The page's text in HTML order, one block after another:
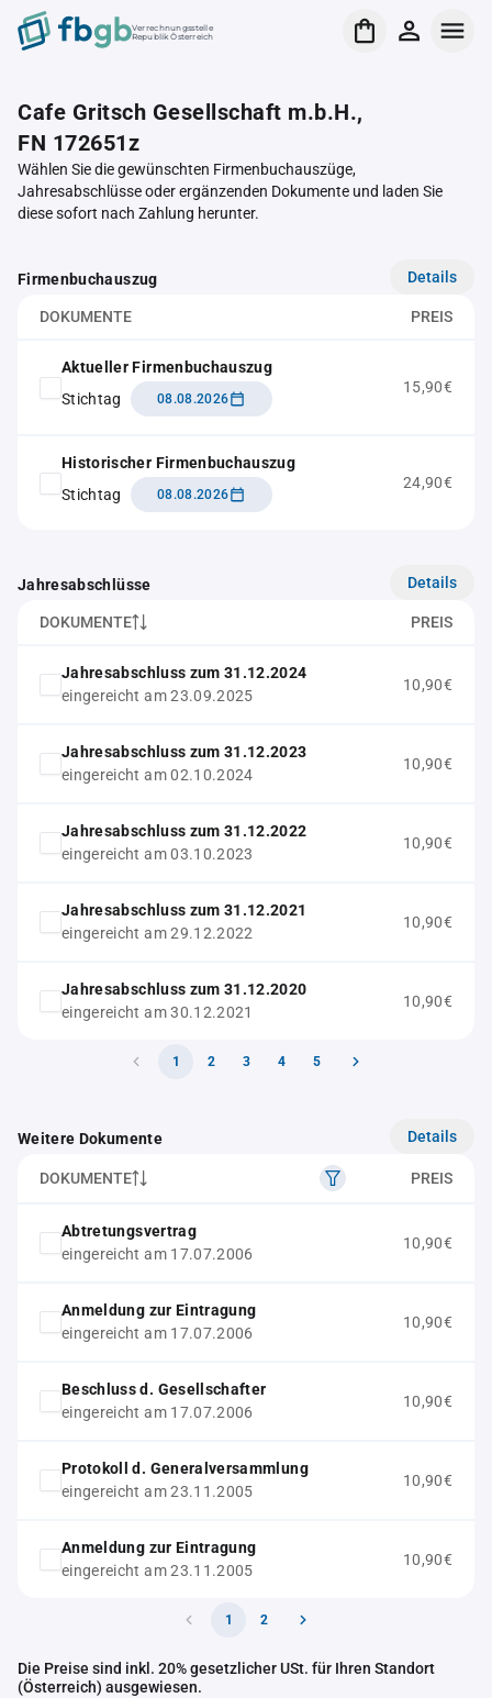
Verrechnungsstelle
Republik Österreich
Cafe Gritsch Gesellschaft m.b.H.,
FN 172651z
Wählen Sie die gewünschten Firmenbuchauszüge,
Jahresabschlüsse oder ergänzenden Dokumente und laden Sie
diese sofort nach Zahlung herunter.
Firmenbuchauszug Details
DOKUMENTE PREIS
Aktueller Firmenbuchauszug
Stichtag
08.08.2026
15,90€
Historischer Firmenbuchauszug
Stichtag
08.08.2026
24,90€
Jahresabschlüsse Details
DOKUMENTE PREIS
Jahresabschluss zum 31.12.2024
eingereicht am 23.09.2025
10,90€
Jahresabschluss zum 31.12.2023
eingereicht am 02.10.2024
10,90€
Jahresabschluss zum 31.12.2022
eingereicht am 03.10.2023
10,90€
Jahresabschluss zum 31.12.2021
eingereicht am 29.12.2022
10,90€
Jahresabschluss zum 31.12.2020
eingereicht am 30.12.2021
10,90€
1 2 3 4 5
Weitere Dokumente Details
DOKUMENTE PREIS
Abtretungsvertrag
eingereicht am 17.07.2006
10,90€
Anmeldung zur Eintragung
eingereicht am 17.07.2006
10,90€
Beschluss d. Gesellschafter
eingereicht am 17.07.2006
10,90€
Protokoll d. Generalversammlung
eingereicht am 23.11.2005
10,90€
Anmeldung zur Eintragung
eingereicht am 23.11.2005
10,90€
1 2
Die Preise sind inkl. 20% gesetzlicher USt. für Ihren Standort
(Österreich) ausgewiesen.